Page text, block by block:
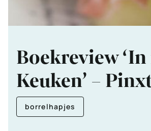
Boekreview
Keuken’ –
borrelhapjes